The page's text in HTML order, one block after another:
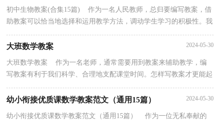
初中生物教案(合集15篇) 作为一名人民教师，总归要编写教案，借
助教案可以恰当地选择和运用教学方法，调动学生学习的积极性。我
大班数学教案 2024-05-30
大班数学教案 作为一名老师，通常需要用到教案来辅助教学，编
写教案有利于我们科学、合理地支配课堂时间。怎样写教案才更能起
到其作用呢？以下是小编收集整理的大班数学教案，仅...
幼小衔接优质课数学教案范文（通用15篇） 2024-05-30
幼小衔接优质课数学教案范文（通用15篇） 作为一位无私奉献的